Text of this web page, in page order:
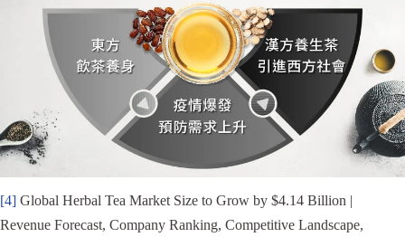
[4] Global Herbal Tea Market Size to Grow by $4.14 Billion |
Revenue Forecast, Company Ranking, Competitive Landscape,